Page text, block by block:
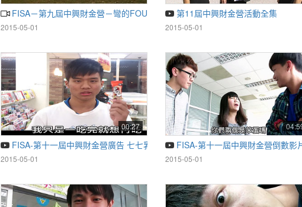
FISA－第九屆中興財金營－彎的FOUR廣告
2015-05-01
第11屆中興財金營活動全集
2015-05-01
00:27
FISA-第十一屆中興財金營廣告 七七乳加篇
2015-05-01
FISA-第十一屆中興財金營倒數
2015-05-01